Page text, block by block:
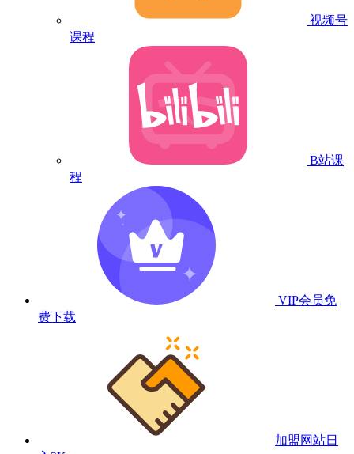
视频号
课程
B站课
程
VIP会员免
费下载
加盟网站日